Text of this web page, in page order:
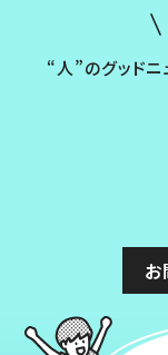
“人”のグッドニ